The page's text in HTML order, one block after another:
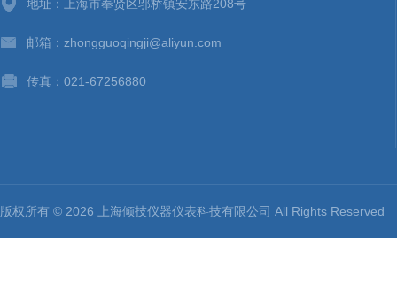
地址：上海市奉贤区邬桥镇安东路208号
邮箱：zhongguoqingji@aliyun.com
传真：021-67256880
版权所有 © 2026 上海倾技仪器仪表科技有限公司 All Rights